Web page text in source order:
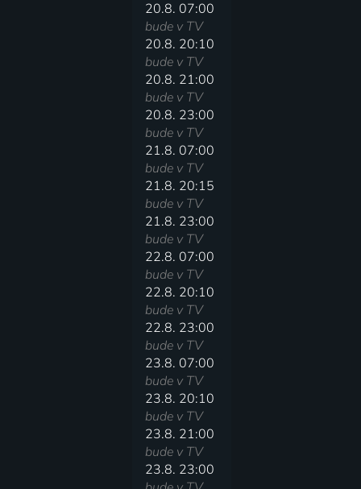
20.8. 07:00
bude v TV
20.8. 20:10
bude v TV
20.8. 21:00
bude v TV
20.8. 23:00
bude v TV
21.8. 07:00
bude v TV
21.8. 20:15
bude v TV
21.8. 23:00
bude v TV
22.8. 07:00
bude v TV
22.8. 20:10
bude v TV
22.8. 23:00
bude v TV
23.8. 07:00
bude v TV
23.8. 20:10
bude v TV
23.8. 21:00
bude v TV
23.8. 23:00